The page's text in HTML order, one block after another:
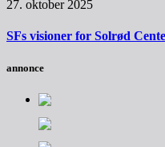
27. oktober 2025
SFs visioner for Solrød
annonce